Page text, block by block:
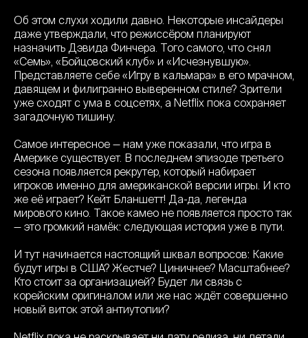
Об этом слухи ходили давно. Некоторые инсайдеры
даже утверждали, что режиссёром планируют
назначить Дэвида Финчера. Того самого, что снял
«Семь», «Бойцовский клуб» и «Исчезнувшую».
Представляете себе «Игру в кальмара» в его мрачном,
давящем и филигранно выверенном стиле? Зрители
уже сходят с ума в соцсетях, а Netflix пока сохраняет
загадочную тишину.
Самое интересное — нам уже показали, что игра в
Америке существует. В последнем эпизоде третьего
сезона появляется рекрутер, который набирает
игроков именно для американской версии игры. И кто
же её играет? Кейт Бланшетт! Да-да, легенда
мирового кино. Такое камео не появляется просто так
— это громкий намёк: следующая история уже в пути.
И тут начинается настоящий шквал вопросов: Какие
будут игры в США? Жестче? Циничнее? Масштабнее?
Кто стоит за организацией? Будет ли связь с
корейским оригиналом или же нас ждёт совершенно
новый виток этой антиутопии?